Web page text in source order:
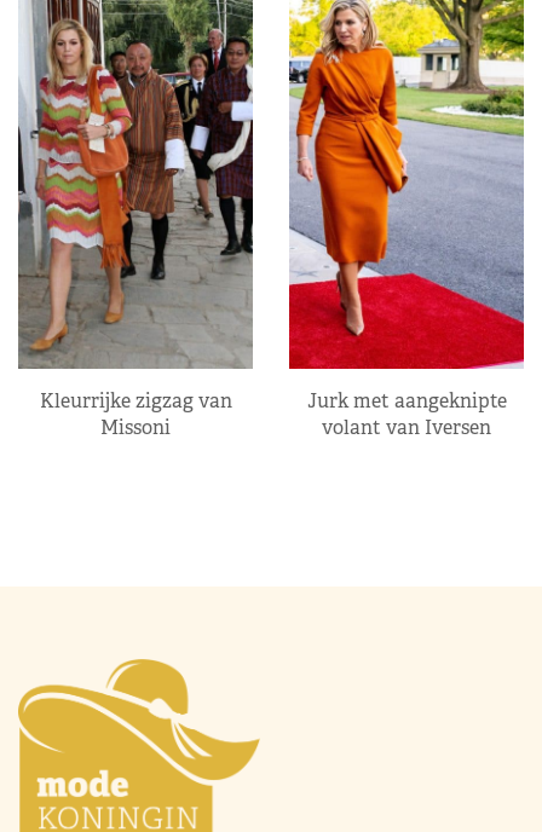
Kleurrijke zigzag van
Missoni
Jurk met aangeknipte
volant van Iversen